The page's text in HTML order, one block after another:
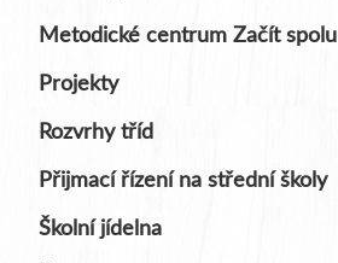
Metodické centrum Začít spolu
Projekty
Rozvrhy tříd
Přijmací řízení na střední školy
Školní jídelna